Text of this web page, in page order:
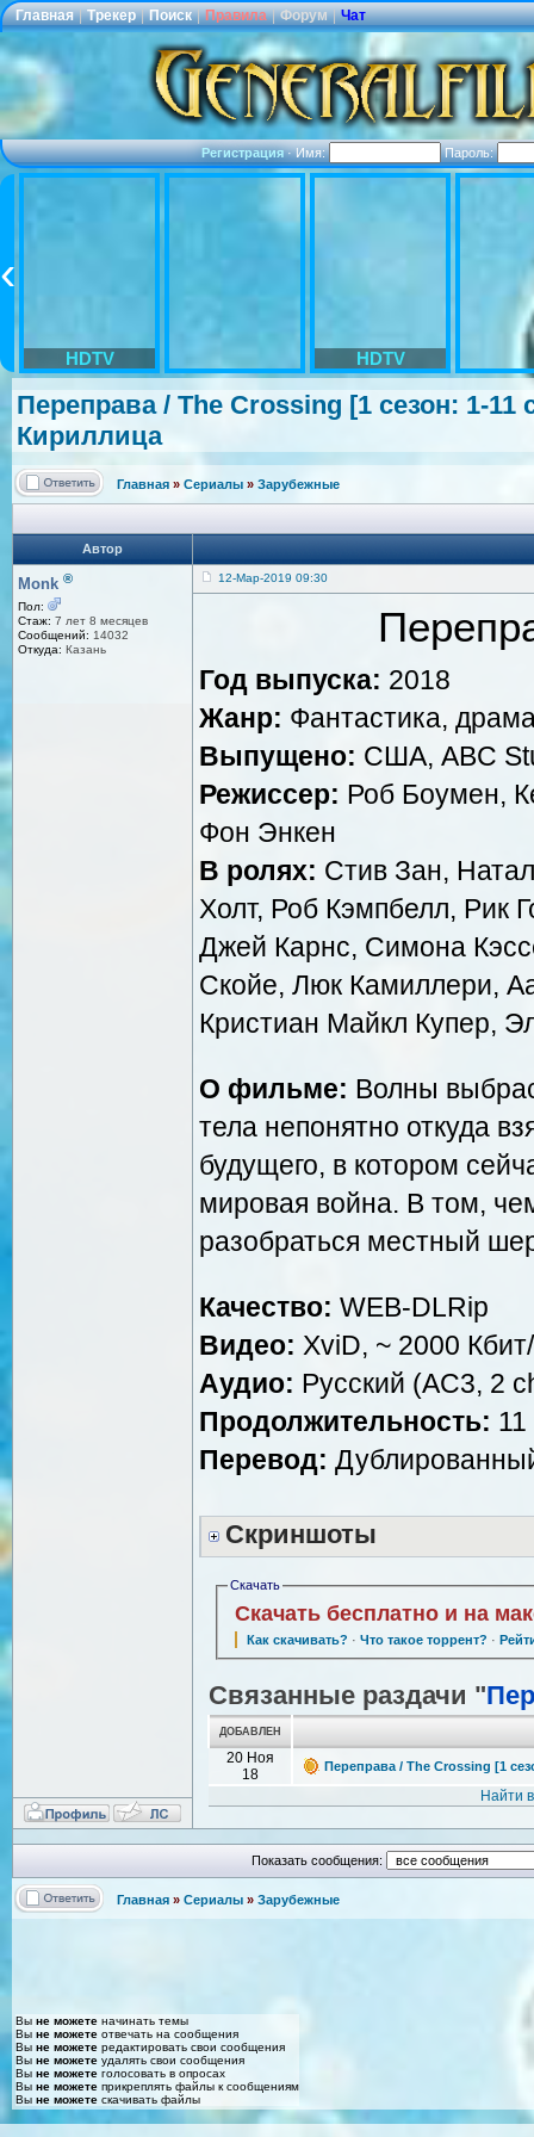
Главная | Трекер | Поиск | Правила | Форум | Чат
Регистрация·Имя: Пароль:
HDTV HDTV
Переправа / The Crossing [1 сезон: 1-11
Кириллица
Главная » Сериалы » Зарубежные
Автор
Monk ®
Пол:
Стаж: 7 лет 8 месяцев
Сообщений: 14032
Откуда: Казань
12-Мар-2019 09:30
Год выпуска: 2018
Жанр: Фантастика,
Выпущено: США, ABC
Режиссер: Роб Боумен,
Фон Энкен
В ролях: Стив Зан,
Холт, Роб Кэмпбелл, Рик
Джей Карнс, Симона
Скойе, Люк Камиллери,
Кристиан Майкл Купер,
О фильме: Волны
тела непонятно откуда
будущего, в котором
мировая война. В том,
разобраться местный
Качество: WEB-DLRip
Видео: XviD, ~ 2000
Аудио: Русский (AC3, 2
Продолжительность:
Перевод:
Скриншоты
Скачать
Скачать бесплатно и на
Как скачивать? · Что такое торрент? ·
Связанные раздачи "
ДОБАВЛЕН
20 Ноя
18
Переправа / The Crossing [1
Найти
Показать сообщения:
Главная » Сериалы » Зарубежные
Вы не можете начинать темы
Вы не можете отвечать на сообщения
Вы не можете редактировать свои сообщения
Вы не можете удалять свои сообщения
Вы не можете голосовать в опросах
Вы не можете прикреплять файлы к сообщениям
Вы не можете скачивать файлы